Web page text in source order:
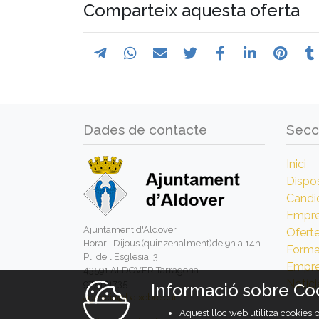
Comparteix aquesta oferta
Dades de contacte
Ajuntament d'Aldover
Horari: Dijous (quinzenalment)de 9h a 14h
Pl. de l'Esglesia, 3
43591 ALDOVER Tarragona
977471735
agencia@baixebre.cat
Inici
Informació sobre
Aquest lloc web utilitza cookies